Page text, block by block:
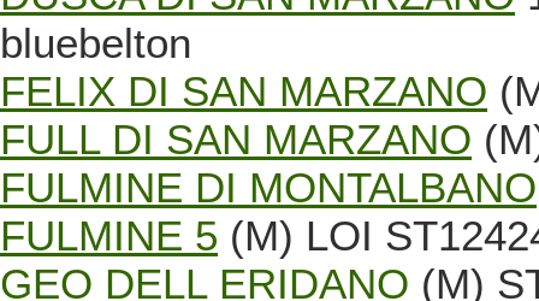
bluebelton
FELIX DI SAN MARZANO
FULL DI SAN MARZANO
FULMINE DI MONTALBANO
FULMINE 5 (M) LOI
GEO DELL ERIDANO (M)